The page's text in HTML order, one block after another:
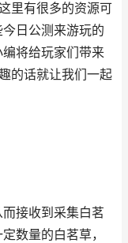
里有很多的资源可
日公测来游玩的
将给玩家们带来
的话就让我们一起
接收到采集白茗
数量的白茗草，